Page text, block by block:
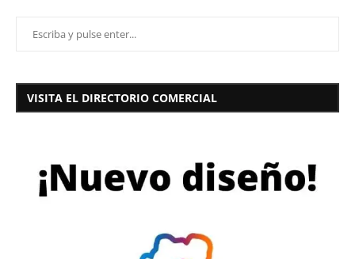
VISITA EL DIRECTORIO COMERCIAL